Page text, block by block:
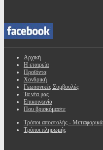
Αρχική
Η εταιρεία
Προϊόντα
Χονδρική
Γεωπονικές Συμβουλές
Τα νέα μας
Επικοινωνία
Που βρισκόμαστε
Τρόποι αποστολής - Μεταφορικά
Τρόποι πληρωμής